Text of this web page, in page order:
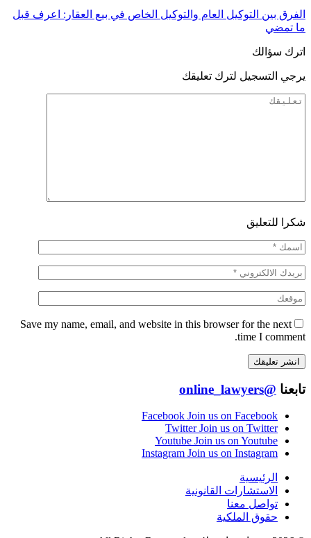
الفرق بين التوكيل العام والتوكيل الخاص في بيع العقار: اعرف قبل
ما تمضي
اترك سؤالك
يرجي التسجيل لترك تعليقك
شكرا للتعليق
Save my name, email, and website in this browser for the next
time I comment.
تابعنا @online_lawyers
Facebook Join us on Facebook
Twitter Join us on Twitter
Youtube Join us on Youtube
Instagram Join us on Instagram
الرئيسية
الاستشارات القانونية
تواصل معنا
حقوق الملكية